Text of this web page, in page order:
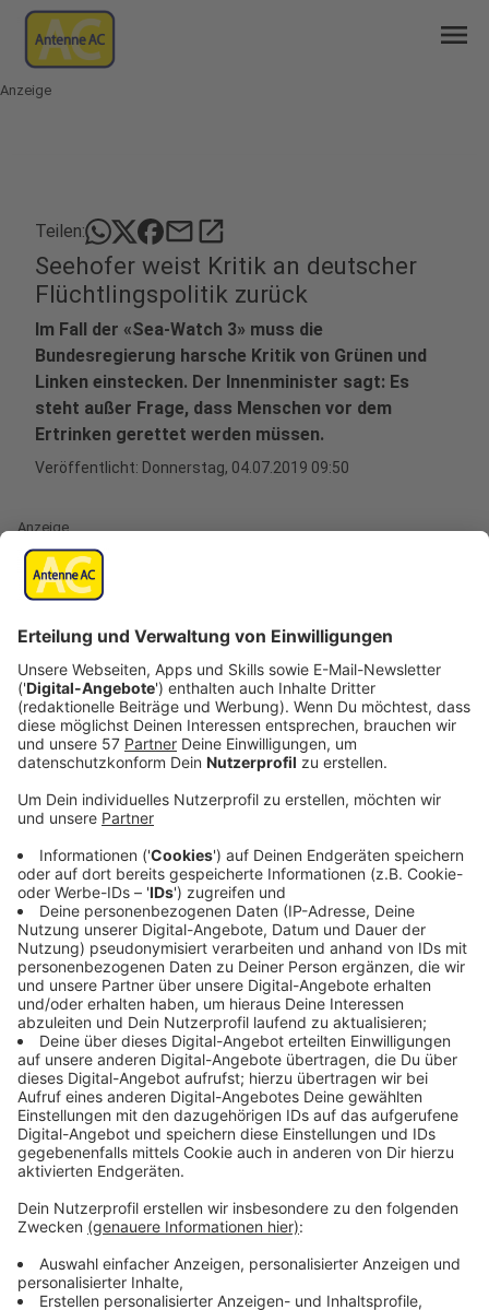
menu
Anzeige
Teilen: mailopen_in_new
Seehofer weist Kritik an deutscher
Flüchtlingspolitik zurück
Im Fall der «Sea-Watch 3» muss die
Bundesregierung harsche Kritik von Grünen und
Linken einstecken. Der Innenminister sagt: Es
steht außer Frage, dass Menschen vor dem
Ertrinken gerettet werden müssen.
Veröffentlicht: Donnerstag, 04.07.2019 09:50
Anzeige
Mangelnde Aufnahmebereitschaft
Augsburg (dpa) - Innenminister Horst Seehofer hat
den Vorwurf zurückgewiesen, der Bundesregierung
mangele es an Aufnahmebereitschaft für Flüchtlinge
des Rettungsschiffs «Sea-Watch 3». «Uns braucht
machen», sagte der CSU-Politiker der «Augsburger
Allgemeinen».
Anzeige
Deutschland habe bisher von jedem in Italien
angekommenen Rettungsschiff Menschen
aufgenommen. «Insgesamt kommen jeden Tag die
Menschen von umgerechnet zehn Schiffen nach
Deutschland.»
Anzeige
Vor allem Grüne und Linke hatten die Bundesregierung
kritisiert. Grünen-Chefin Annalena Baerbock machte
Seehofer für die Lage der deutschen Sea-Watch-